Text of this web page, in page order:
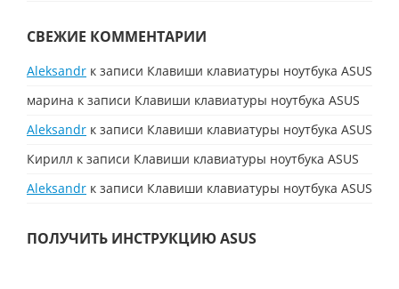
СВЕЖИЕ КОММЕНТАРИИ
Aleksandr к записи Клавиши клавиатуры ноутбука ASUS
марина к записи Клавиши клавиатуры ноутбука ASUS
Aleksandr к записи Клавиши клавиатуры ноутбука ASUS
Кирилл к записи Клавиши клавиатуры ноутбука ASUS
Aleksandr к записи Клавиши клавиатуры ноутбука ASUS
ПОЛУЧИТЬ ИНСТРУКЦИЮ ASUS